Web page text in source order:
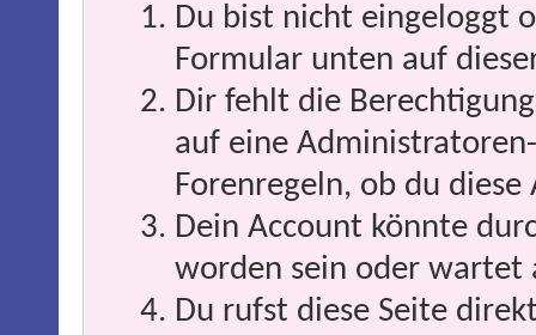
Du bist nicht eingeloggt
Formular unten auf
Dir fehlt die
auf eine
Forenregeln, ob du
Dein Account könnte
worden sein oder wartet
Du rufst diese Seite